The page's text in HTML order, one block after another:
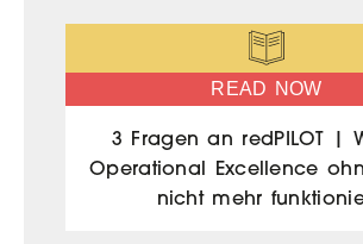
READ NOW
3 Fragen an redPILOT |
Operational Excellence
nicht mehr